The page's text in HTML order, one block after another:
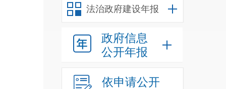
法治政府建设年报
政府信息
公开年报
依申请公开